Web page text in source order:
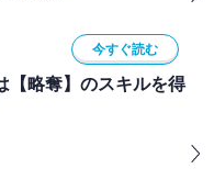
今すぐ読む
【略奪】のスキルを得